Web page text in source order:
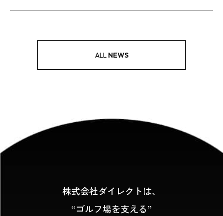
ALL NEWS
株式会社ダイレクトは、
“ゴルフ場を支える”